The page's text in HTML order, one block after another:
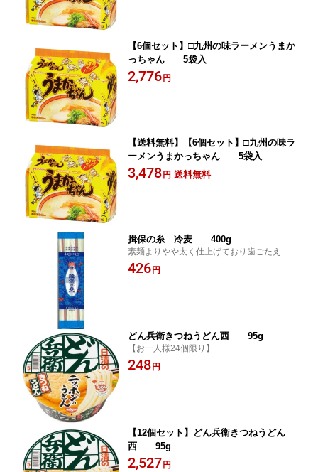
【6個セット】□九州の味ラーメンうまか
っちゃん 5袋入
2,776 円
【送料無料】【6個セット】□九州の味ラ
ーメンうまかっちゃん 5袋入
3,478 円 送料無料
揖保の糸 冷麦 400g
素麺よりやや太く仕上げており歯ごたえを
だしてます。
426 円
どん兵衛きつねうどん西 95g
【お一人様24個限り】
248 円
【12個セット】どん兵衛きつねうどん
西 95g
2,527 円